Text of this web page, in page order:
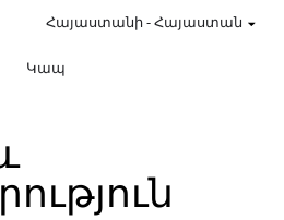
Կապ
Հայաստանի-Հայաստան